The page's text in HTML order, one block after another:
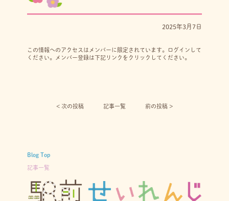
2025年3月7日
この情報へのアクセスはメンバーに限定されています。ログインして
ください。メンバー登録は下記リンクをクリックしてください。
< 次の投稿︎ 記事一覧 前の投稿 >
Blog Top
記事一覧